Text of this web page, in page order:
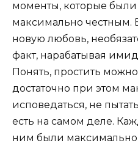
моменты, которые были
максимально честным.
новую любовь,
факт, нарабатывая
Понять, простить
достаточно при этом
исповедаться, не
есть на самом деле.
ним были максимально